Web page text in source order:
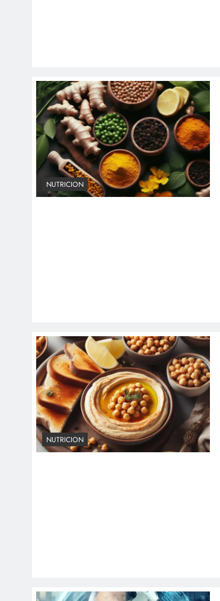
NUTRICION
NUTRICION